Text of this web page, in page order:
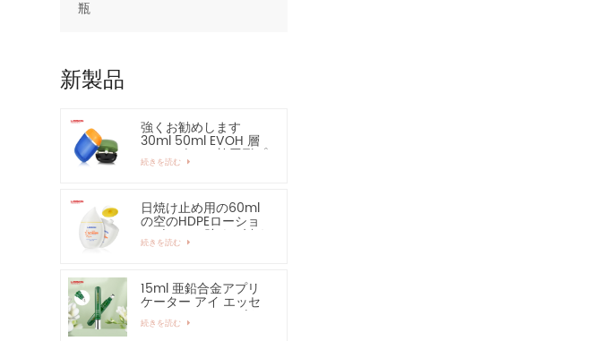
瓶
新製品
強くお勧めします
30ml 50ml EVOH 層
HDPE ボトル 楕円形プ
ラスチックボトル
続きを読む
日焼け止め用の60ml
の空のHDPEローショ
ンボトル - 強くお勧め
します
続きを読む
15ml 亜鉛合金アプリ
ケーター アイ エッセ
ンシャル セラム ボト
ルおよび容器
続きを読む